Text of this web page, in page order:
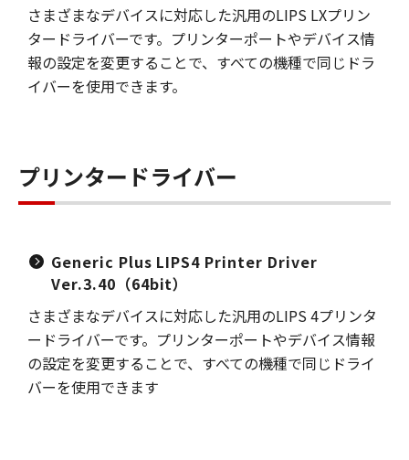
さまざまなデバイスに対応した汎用のLIPS LXプリン
タードライバーです。プリンターポートやデバイス情
報の設定を変更することで、すべての機種で同じドラ
イバーを使用できます。
プリンタードライバー
Generic Plus LIPS4 Printer Driver
Ver.3.40（64bit）
さまざまなデバイスに対応した汎用のLIPS 4プリンタ
ードライバーです。プリンターポートやデバイス情報
の設定を変更することで、すべての機種で同じドライ
バーを使用できます